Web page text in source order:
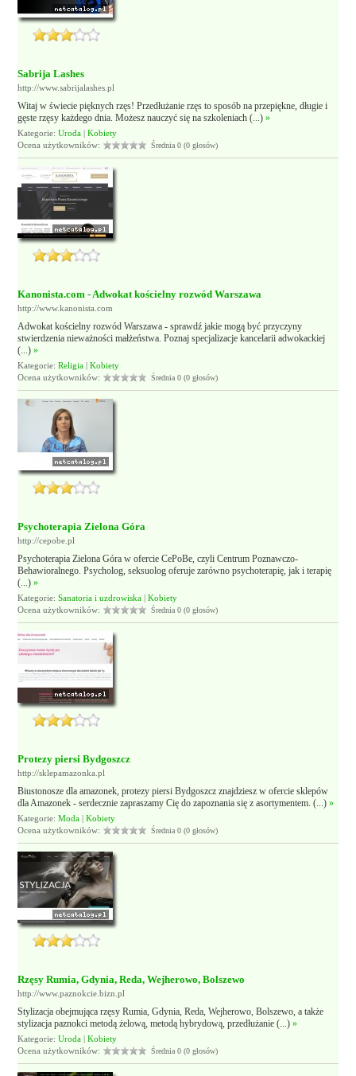
Sabrija Lashes
http://www.sabrijalashes.pl
Witaj w świecie pięknych rzęs! Przedłużanie rzęs to sposób na przepiękne, długie i
gęste rzęsy każdego dnia. Możesz nauczyć się na szkoleniach (...)»
Kategorie:Uroda |Kobiety
Ocena użytkowników:
Średnia 0 (0 głosów)
Kanonista.com - Adwokat kościelny rozwód Warszawa
http://www.kanonista.com
Adwokat kościelny rozwód Warszawa - sprawdź jakie mogą być przyczyny
stwierdzenia nieważności małżeństwa. Poznaj specjalizacje kancelarii adwokackiej
(...)»
Kategorie:Religia |Kobiety
Ocena użytkowników:
Średnia 0 (0 głosów)
Psychoterapia Zielona Góra
http://cepobe.pl
Psychoterapia Zielona Góra w ofercie CePoBe, czyli Centrum Poznawczo-
Behawioralnego. Psycholog, seksuolog oferuje zarówno psychoterapię, jak i terapię
(...)»
Kategorie:Sanatoria i uzdrowiska |Kobiety
Ocena użytkowników:
Średnia 0 (0 głosów)
Protezy piersi Bydgoszcz
http://sklepamazonka.pl
Biustonosze dla amazonek, protezy piersi Bydgoszcz znajdziesz w ofercie sklepów
dla Amazonek - serdecznie zapraszamy Cię do zapoznania się z asortymentem. (...)»
Kategorie:Moda |Kobiety
Ocena użytkowników:
Średnia 0 (0 głosów)
Rzęsy Rumia, Gdynia, Reda, Wejherowo, Bolszewo
http://www.paznokcie.bizn.pl
Stylizacja obejmująca rzęsy Rumia, Gdynia, Reda, Wejherowo, Bolszewo, a także
stylizacja paznokci metodą żelową, metodą hybrydową, przedłużanie (...)»
Kategorie:Uroda |Kobiety
Ocena użytkowników:
Średnia 0 (0 głosów)